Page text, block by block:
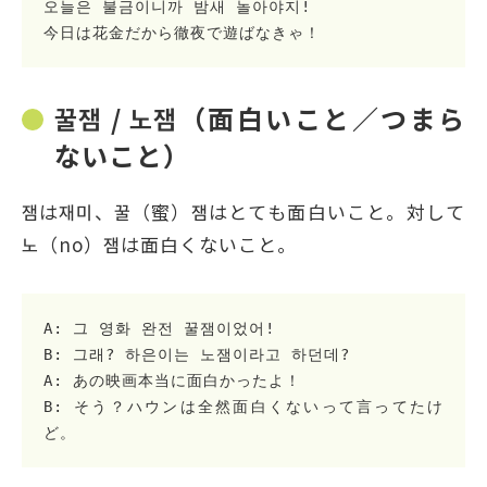
오늘은 불금이니까 밤새 놀아야지!
今日は花金だから徹夜で遊ばなきゃ！
꿀잼 / 노잼（面白いこと／つまら
ないこと）
잼は재미、꿀（蜜）잼はとても面白いこと。対して
노（no）잼は面白くないこと。
A: 그 영화 완전 꿀잼이었어!
B: 그래? 하은이는 노잼이라고 하던데?
A: あの映画本当に面白かったよ！
B: そう？ハウンは全然面白くないって言ってたけ
ど。